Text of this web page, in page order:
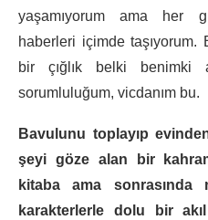
yaşamıyorum ama her
haberleri içimde
bir çığlık belki benimki
sorumluluğum, vicdanım bu.
Bavulunu toplayıp
şeyi göze alan bir
kitaba ama sonrasında
karakterlerle dolu bir